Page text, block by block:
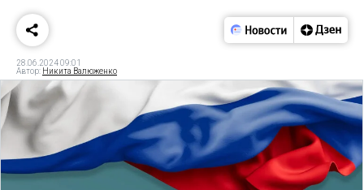
28.06.2024 09:01
Автор: Никита Валюженко